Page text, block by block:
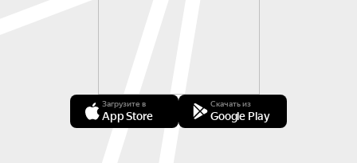
Загрузите в
App Store
Скачать из
Google Play